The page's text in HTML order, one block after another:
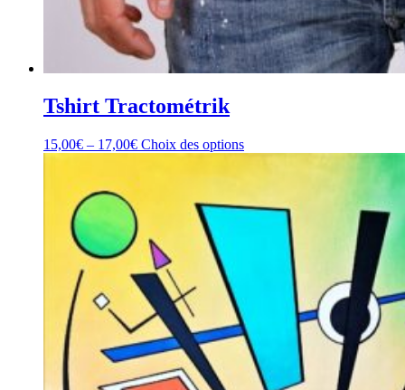
Tshirt Tractométrik
15,00€ – 17,00€ Choix des options